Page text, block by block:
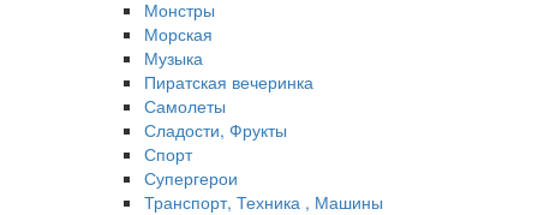
Монстры
Морская
Музыка
Пиратская вечеринка
Самолеты
Сладости, Фрукты
Спорт
Супергерои
Транспорт, Техника , Машины